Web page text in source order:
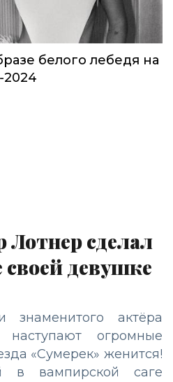
белого лебедя на
2024
Лотнер сделал
девушке
актёра
огромные
«Сумерек» женится!
в вампирской саге